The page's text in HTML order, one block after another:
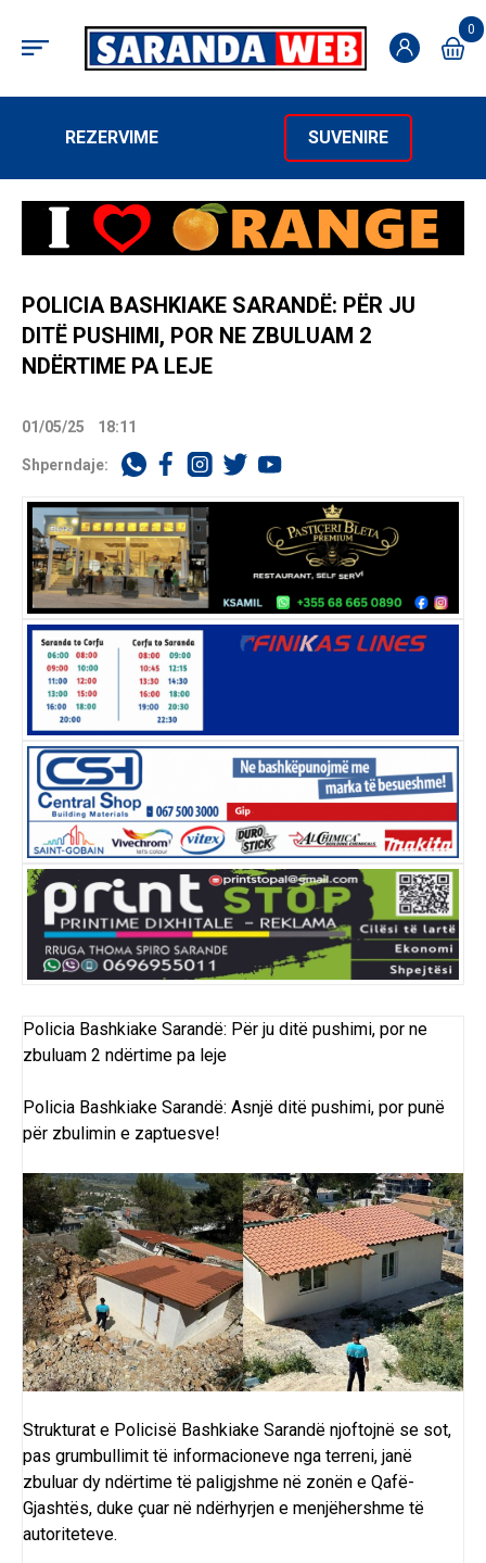
0
REZERVIME SUVENIRE
POLICIA BASHKIAKE SARANDË: PËR JU
DITË PUSHIMI, POR NE ZBULUAM 2
NDËRTIME PA LEJE
01/05/25 18:11
Shperndaje:
Policia Bashkiake Sarandë: Për ju ditë pushimi, por ne
zbuluam 2 ndërtime pa leje
Policia Bashkiake Sarandë: Asnjë ditë pushimi, por punë
për zbulimin e zaptuesve!
Strukturat e Policisë Bashkiake Sarandë njoftojnë se sot,
pas grumbullimit të informacioneve nga terreni, janë
zbuluar dy ndërtime të paligjshme në zonën e Qafë-
Gjashtës, duke çuar në ndërhyrjen e menjëhershme të
autoriteteve.